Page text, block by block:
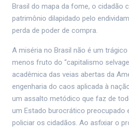
Brasil do mapa da fome, o cidadão
patrimônio dilapidado pelo
perda de poder de compra.
A miséria no Brasil não é um
menos fruto do “capitalismo
acadêmica das veias abertas da
engenharia do caos aplicada à
um assalto metódico que faz de
um Estado burocrático preocupado
policiar os cidadãos. Ao asfixiar o